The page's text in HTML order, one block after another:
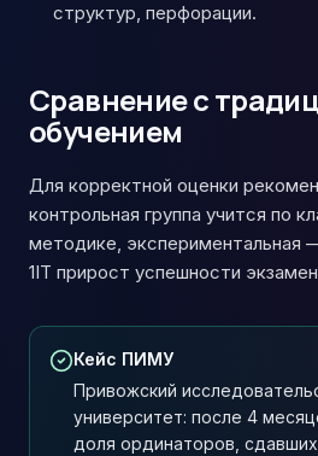
структур, перфорации.
Сравнение с
обучением
Для корректной оценки
контрольная группа учится по
методике, экспериментальная
1IT прирост успешности
Кейс ПИМУ
Привожский
университет: после 4
доля ординаторов, сдавших